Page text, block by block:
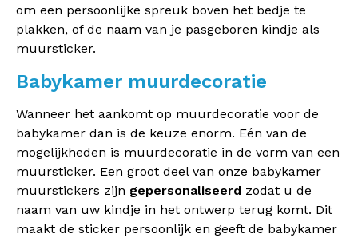
om een persoonlijke spreuk boven het bedje te
plakken, of de naam van je pasgeboren kindje als
muursticker.
Babykamer muurdecoratie
Wanneer het aankomt op muurdecoratie voor de
babykamer dan is de keuze enorm. Eén van de
mogelijkheden is muurdecoratie in de vorm van een
muursticker. Een groot deel van onze babykamer
muurstickers zijn gepersonaliseerd zodat u de
naam van uw kindje in het ontwerp terug komt. Dit
maakt de sticker persoonlijk en geeft de babykamer